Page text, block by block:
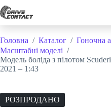
Перейти
до
Головна / Каталог / Гоночна
Масштабні моделі /
Модель боліда з пілотом
2021 – 1:43
РОЗПРОДАНО